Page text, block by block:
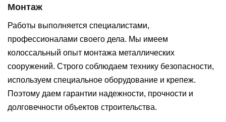
Монтаж
Работы выполняется специалистами,
профессионалами своего дела. Мы имеем
колоссальный опыт монтажа металлических
сооружений. Строго соблюдаем технику безопасности,
используем специальное оборудование и крепеж.
Поэтому даем гарантии надежности, прочности и
долговечности объектов строительства.